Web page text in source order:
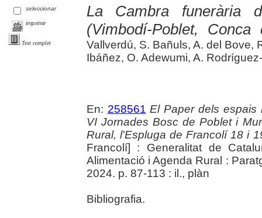
seleccionar
imprimir
Text complet
La Cambra funerària
(Vimbodí-Poblet,
Vallverdú, S. Bañuls, A. del Bove,
Ibáñez, O. Adewumi, A.
En: 258561 El Paper dels espais
VI Jornades Bosc de Poblet i
Rural, l'Espluga de Francolí 18 i
Francolí] : Generalitat de
Alimentació i Agenda Rural :
2024. p. 87-113 : il., plàn
Bibliografia.